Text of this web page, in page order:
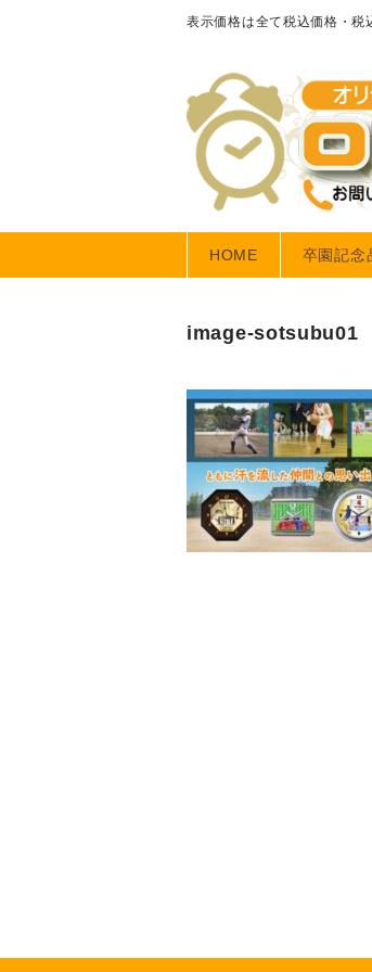
表示価格は全て税込価格・
HOME 卒園記念
image-sotsubu01